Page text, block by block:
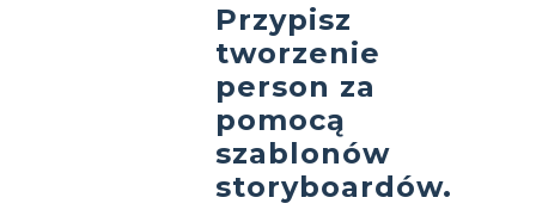
Przypisz
tworzenie
person za
pomocą
szablonów
storyboardów.